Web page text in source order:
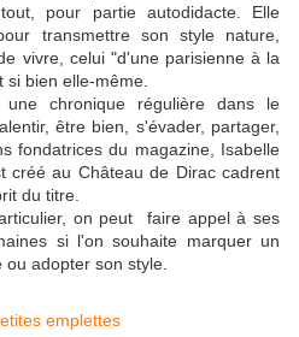
pour partie autodidacte. Elle
transmettre son style nature,
vivre, celui "d'une parisienne à la
bien elle-même.
chronique régulière dans le
être bien, s'évader, partager,
fondatrices du magazine, Isabelle
créé au Château de Dirac cadrent
du titre.
on peut faire appel à ses
si l'on souhaite marquer un
adopter son style.